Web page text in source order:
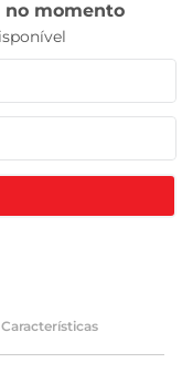
Características